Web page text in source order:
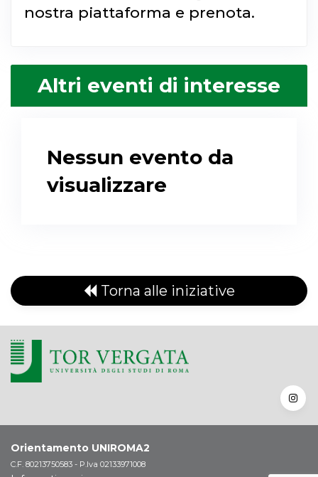
nostra piattaforma e prenota.
Altri eventi di interesse
Nessun evento da
visualizzare
Torna alle iniziative
Orientamento UNIROMA2
C.F. 80213750583 - P.Iva 02133971008